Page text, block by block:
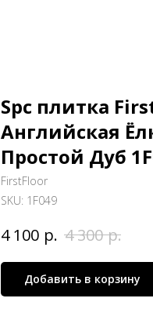
Spc плитка
Английская
Простой Дуб
FirstFloor
SKU: 1F049
4 100 р. 4 300 р.
Добавить в корзину